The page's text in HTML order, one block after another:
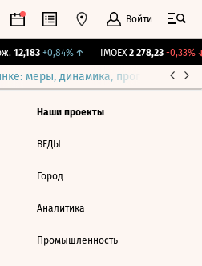
Войти
12,183 +0,84%↑ IMOEX 2 278,23 -0,33%↓
меры, динамика, прогнозы
Наши проекты
ВЕДЫ
Город
Аналитика
Промышленность